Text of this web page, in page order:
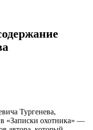
Тургенева,
«Записки охотника» —